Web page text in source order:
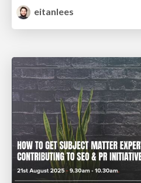
eitanlees